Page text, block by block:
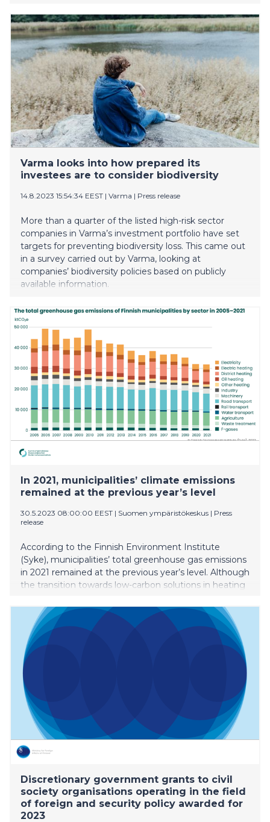
kaupallistaloudellisten intressien edistämiseen New
Yorkin metropolialueella liittyvää ohjelmaa.
Varma looks into how prepared its
investees are to consider biodiversity
14.8.2023 15:54:34 EEST | Varma | Press release
More than a quarter of the listed high-risk sector
companies in Varma’s investment portfolio have set
targets for preventing biodiversity loss. This came out
in a survey carried out by Varma, looking at
companies’ biodiversity policies based on publicly
available information.
In 2021, municipalities’ climate emissions
remained at the previous year’s level
30.5.2023 08:00:00 EEST | Suomen ympäristökeskus | Press
release
According to the Finnish Environment Institute
(Syke), municipalities’ total greenhouse gas emissions
in 2021 remained at the previous year’s level. Although
the transition towards low-carbon solutions in heating
development was slowed down especially by the
higher consumption of heating energy in buildings
when compared to the previous year.
Discretionary government grants to civil
society organisations operating in the field
of foreign and security policy awarded for
2023